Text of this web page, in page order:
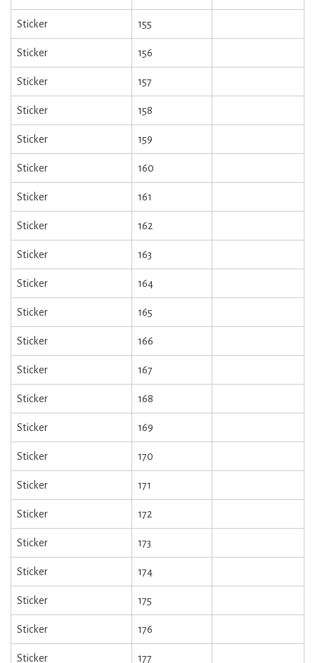
Sticker 155
Sticker 156
Sticker 157
Sticker 158
Sticker 159
Sticker 160
Sticker 161
Sticker 162
Sticker 163
Sticker 164
Sticker 165
Sticker 166
Sticker 167
Sticker 168
Sticker 169
Sticker 170
Sticker 171
Sticker 172
Sticker 173
Sticker 174
Sticker 175
Sticker 176
Sticker 177